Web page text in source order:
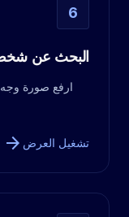
6
البحث عن
ارفع صورة
تشغيل العرض arrow_forward